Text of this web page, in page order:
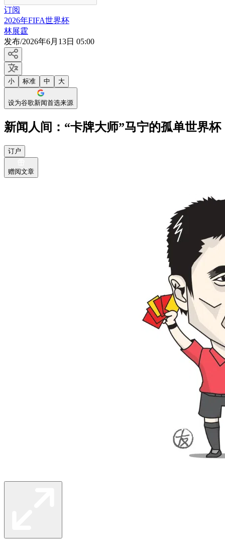
订阅
2026年FIFA世界杯
林展霆
发布/2026年6月13日 05:00
小 标准 中 大
设为谷歌新闻首选来源
新闻人间：“卡牌大师”马宁的孤单世界杯
订户
赠阅文章